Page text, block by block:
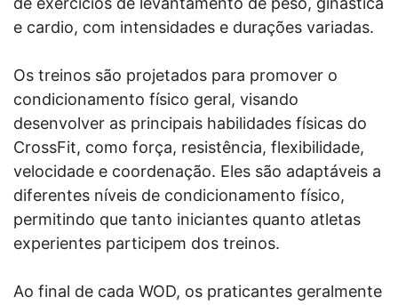
e cardio, com intensidades e durações variadas.
Os treinos são projetados para promover o
condicionamento físico geral, visando
desenvolver as principais habilidades físicas do
CrossFit, como força, resistência, flexibilidade,
velocidade e coordenação. Eles são adaptáveis a
diferentes níveis de condicionamento físico,
permitindo que tanto iniciantes quanto atletas
experientes participem dos treinos.
Ao final de cada WOD, os praticantes geralmente